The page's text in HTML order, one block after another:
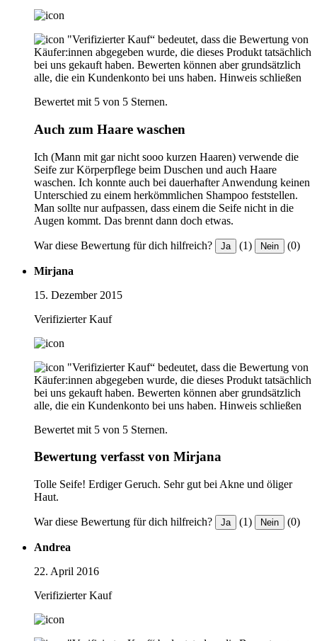
"Verifizierter Kauf“ bedeutet, dass die Bewertung von
Käufer:innen abgegeben wurde, die dieses Produkt tatsächlich
bei uns gekauft haben. Bewerten können aber grundsätzlich
alle, die ein Kundenkonto bei uns haben. Hinweis schließen
Bewertet mit 5 von 5 Sternen.
Auch zum Haare waschen
Ich (Mann mit gar nicht sooo kurzen Haaren) verwende die
Seife zur Körperpflege beim Duschen und auch Haare
waschen. Ich konnte auch bei dauerhafter Anwendung keinen
Unterschied zu einem herkömmlichen Shampoo feststellen.
Man sollte nur aufpassen, dass einem die Seife nicht in die
Augen kommt. Das brennt dann doch etwas.
War diese Bewertung für dich hilfreich? Ja (1) Nein (0)
Mirjana
15. Dezember 2015
Verifizierter Kauf
"Verifizierter Kauf“ bedeutet, dass die Bewertung von
Käufer:innen abgegeben wurde, die dieses Produkt tatsächlich
bei uns gekauft haben. Bewerten können aber grundsätzlich
alle, die ein Kundenkonto bei uns haben. Hinweis schließen
Bewertet mit 5 von 5 Sternen.
Bewertung verfasst von Mirjana
Tolle Seife! Erdiger Geruch. Sehr gut bei Akne und öliger
Haut.
War diese Bewertung für dich hilfreich? Ja (1) Nein (0)
Andrea
22. April 2016
Verifizierter Kauf